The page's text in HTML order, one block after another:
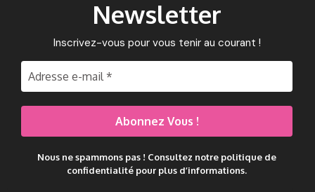
Newsletter
Inscrivez-vous pour vous tenir au courant !
Nous ne spammons pas ! Consultez notre politique de
confidentialité pour plus d’informations.